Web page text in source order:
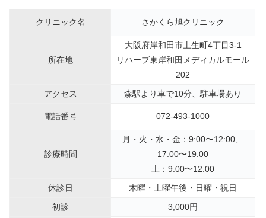
クリニック名 さかくら旭クリニック
所在地
大阪府岸和田市土生町4丁目3-1
リハーブ東岸和田メディカルモール
202
アクセス
森駅より車で10分、駐車場あり
電話番号 072-493-1000
診療時間
月・火・水・金：9:00〜12:00、
17:00〜19:00
土：9:00〜12:00
休診日
木曜・土曜午後・日曜・祝日
初診
3,000円